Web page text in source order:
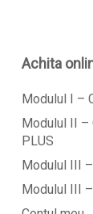
Achita
Modulul I –
Modulul II –
PLUS
Modulul III
Modulul III